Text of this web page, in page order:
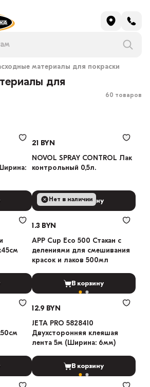
материалы для покраски
для
60 товаров
21 BYN
NOVOL SPRAY CONTROL Лак
контрольный 0,5л.
В корзину
Нет в наличии
1.3 BYN
APP Cup Eco 500 Стакан с
делениями для смешивания
красок и лаков 500мл
В корзину
12.9 BYN
JETA PRO 5828410
Двухсторонняя клеяшая
лента 5м (Ширина: 6мм)
В корзину